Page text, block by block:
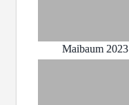
Maibaum 2023